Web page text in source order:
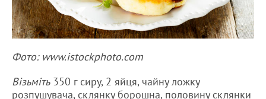
Фото: www.istockphoto.com
Візьміть350 г сиру, 2 яйця, чайну ложку
розпушувача, склянку борошна, половину склянки